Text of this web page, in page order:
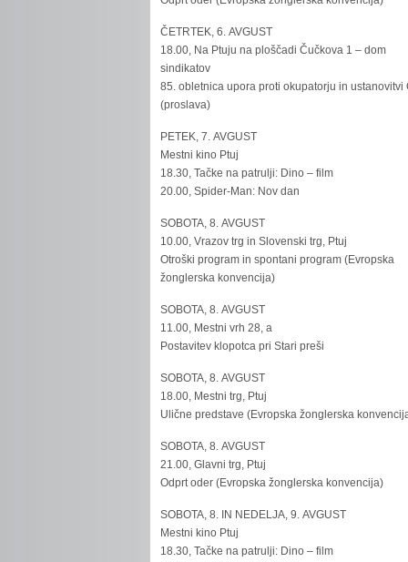
ČETRTEK, 6. AVGUST
18.00, Na Ptuju na ploščadi Čučkova 1 – dom
sindikatov
85. obletnica upora proti okupatorju in ustanovitvi
(proslava)
PETEK, 7. AVGUST
Mestni kino Ptuj
18.30, Tačke na patrulji: Dino – film
20.00, Spider-Man: Nov dan
SOBOTA, 8. AVGUST
10.00, Vrazov trg in Slovenski trg, Ptuj
Otroški program in spontani program (Evropska
žonglerska konvencija)
SOBOTA, 8. AVGUST
11.00, Mestni vrh 28, a
Postavitev klopotca pri Stari preši
SOBOTA, 8. AVGUST
18.00, Mestni trg, Ptuj
Ulične predstave (Evropska žonglerska
SOBOTA, 8. AVGUST
21.00, Glavni trg, Ptuj
Odprt oder (Evropska žonglerska konvencija)
SOBOTA, 8. IN NEDELJA, 9. AVGUST
Mestni kino Ptuj
18.30, Tačke na patrulji: Dino – film